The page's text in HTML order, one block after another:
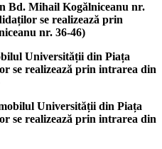
Bd. Mihail Kogălniceanu nr.
se realizează prin
nr. 36-46)
Universității din Piața
se realizează prin intrarea din
Universității din Piața
se realizează prin intrarea din